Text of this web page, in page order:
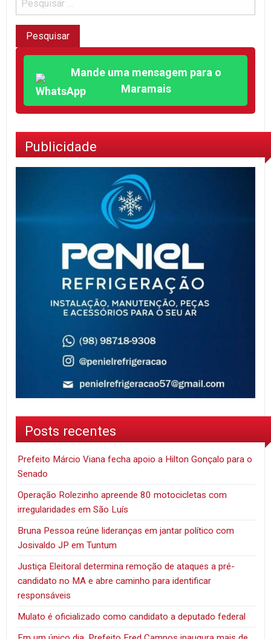
Mande uma mensagem para o
Maramais
Publicidade
Posts recentes
Prefeito Márcio Viana fecha apoio a Hilton Gonçalo para o
Senado
Operação Rolezinho apreende 80 motocicletas com
irregularidades em São Luís
Bruna Pessoa reúne lideranças em jantar político com
Josivaldo JP em Tuntum
Justiça Eleitoral determina remoção de ataques a pré-
candidato no MA e abre caminho para identificar
responsáveis
Mulato é oficializado como candidato a deputado federal